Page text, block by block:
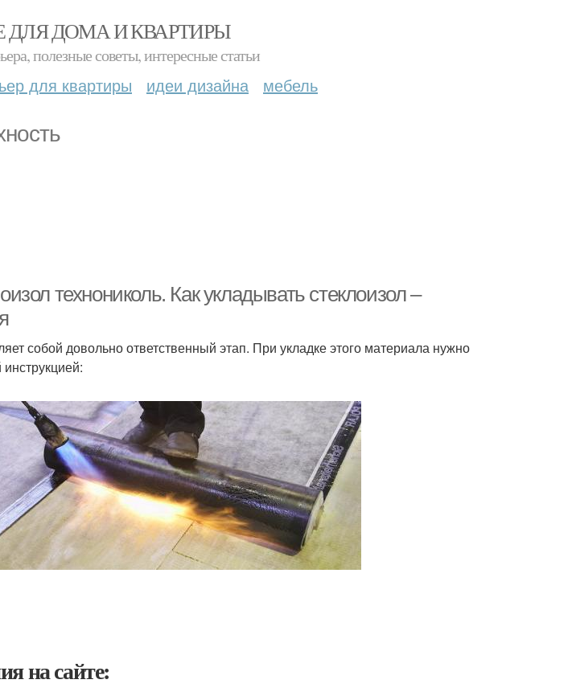
ДЛЯ ДОМА И КВАРТИРЫ
полезные советы, интересные статьи
для квартиры идеи дизайна мебель
технониколь. Как укладывать стеклоизол –
собой довольно ответственный этап. При укладке этого материала нужно
на сайте: